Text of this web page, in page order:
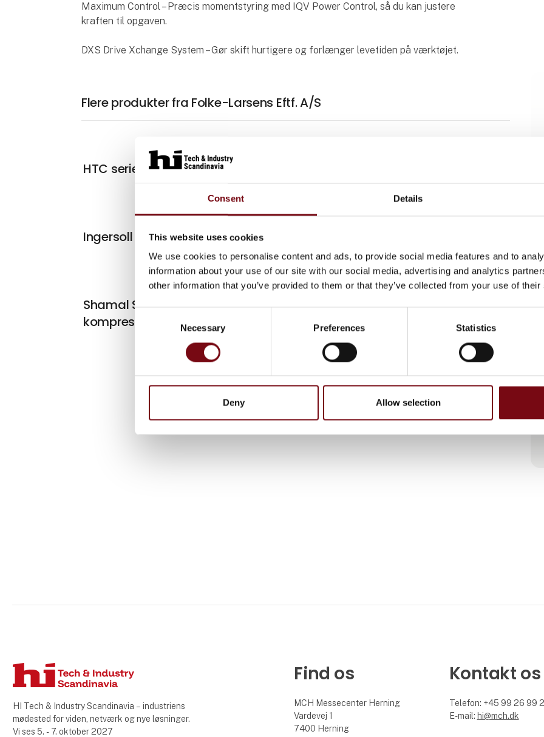
Consent Details
This website uses cookies
We use cookies to personalise content and ads, to provide social media features and to
information about your use of our site with our social media, advertising and analytics
other information that you’ve provided to them or that they’ve collected from your use of
Necessary Preferences Statistics
Deny Allow selection
Maximum Control – Præcis momentstyring med IQV Power Control, så du kan justere
kraften til opgaven.
DXS Drive Xchange System – Gør skift hurtigere og forlænger levetiden på værktøjet.
Flere produkter fra Folke-Larsens Eftf. A/S
På messen
HTC serien
Ingersoll Rand W9691
Shamal S65/90+90
kompressor
PCL dækoppumper
HI Tech & Industry Scandinavia – industriens
mødested for viden, netværk og nye løsninger.
Vi ses 5. - 7. oktober 2027
Find os
MCH Messecenter Herning
Vardevej 1
7400 Herning
Kontakt os
Telefon: +45 99 26 99
E-mail: hi@mch.dk